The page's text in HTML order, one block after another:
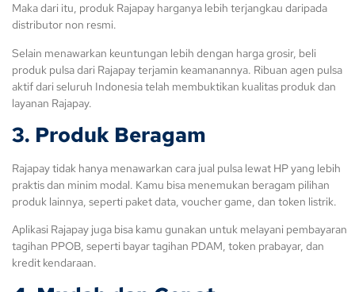
Maka dari itu, produk Rajapay harganya lebih terjangkau daripada
distributor non resmi.
Selain menawarkan keuntungan lebih dengan harga grosir, beli
produk pulsa dari Rajapay terjamin keamanannya. Ribuan agen pulsa
aktif dari seluruh Indonesia telah membuktikan kualitas produk dan
layanan Rajapay.
3. Produk Beragam
Rajapay tidak hanya menawarkan cara jual pulsa lewat HP yang lebih
praktis dan minim modal. Kamu bisa menemukan beragam pilihan
produk lainnya, seperti paket data, voucher game, dan token listrik.
Aplikasi Rajapay juga bisa kamu gunakan untuk melayani pembayaran
tagihan PPOB, seperti bayar tagihan PDAM, token prabayar, dan
kredit kendaraan.